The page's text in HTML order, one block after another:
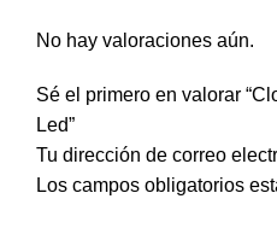
No hay valoraciones aún.
Sé el primero en valorar
Led”
Tu dirección de correo
Los campos obligatorios